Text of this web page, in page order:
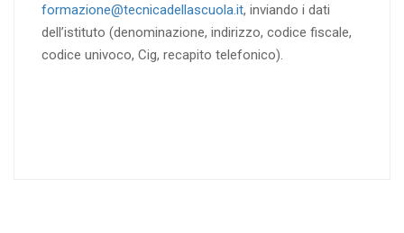
formazione@tecnicadellascuola.it, inviando i dati
dell’istituto (denominazione, indirizzo, codice fiscale,
codice univoco, Cig, recapito telefonico).